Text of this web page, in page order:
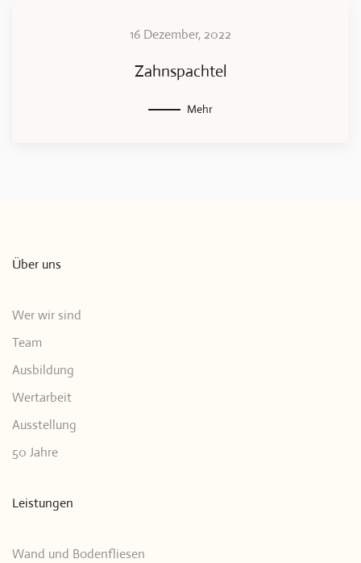
16 Dezember, 2022
Zahnspachtel
Mehr
Über uns
Wer wir sind
Team
Ausbildung
Wertarbeit
Ausstellung
50 Jahre
Leistungen
Wand und Bodenfliesen